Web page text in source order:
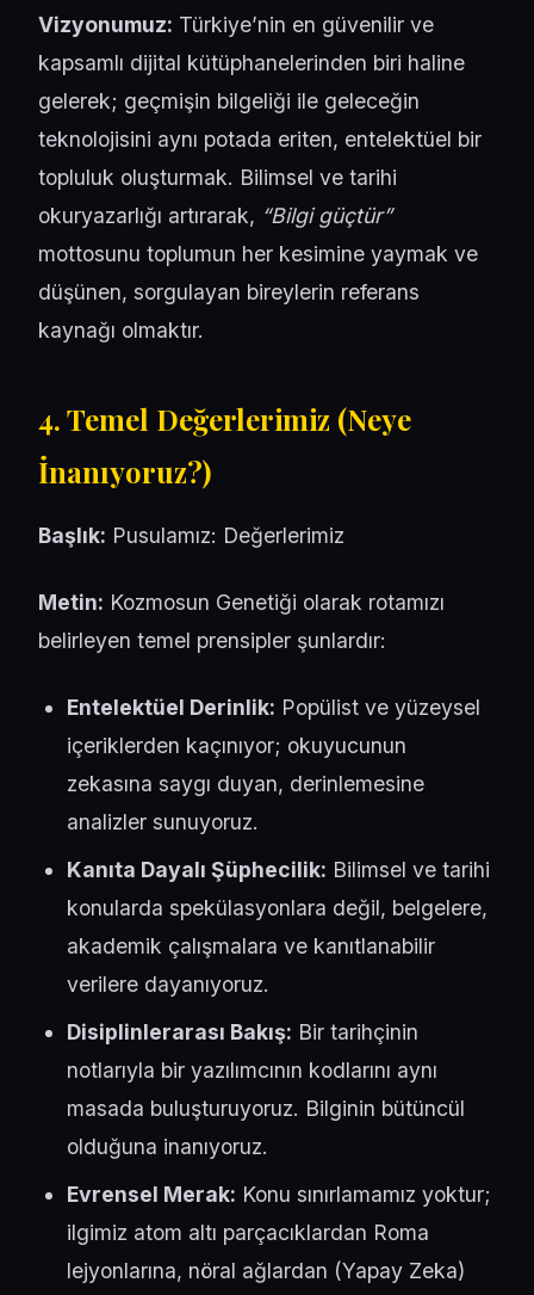
Vizyonumuz: Türkiye’nin en güvenilir ve
kapsamlı dijital kütüphanelerinden biri haline
gelerek; geçmişin bilgeliği ile geleceğin
teknolojisini aynı potada eriten, entelektüel bir
topluluk oluşturmak. Bilimsel ve tarihi
okuryazarlığı artırarak, “Bilgi güçtür”
mottosunu toplumun her kesimine yaymak ve
düşünen, sorgulayan bireylerin referans
kaynağı olmaktır.
4. Temel Değerlerimiz (Neye
İnanıyoruz?)
Başlık: Pusulamız: Değerlerimiz
Metin: Kozmosun Genetiği olarak rotamızı
belirleyen temel prensipler şunlardır:
Entelektüel Derinlik: Popülist ve yüzeysel
içeriklerden kaçınıyor; okuyucunun
zekasına saygı duyan, derinlemesine
analizler sunuyoruz.
Kanıta Dayalı Şüphecilik: Bilimsel ve tarihi
konularda spekülasyonlara değil, belgelere,
akademik çalışmalara ve kanıtlanabilir
verilere dayanıyoruz.
Disiplinlerarası Bakış: Bir tarihçinin
notlarıyla bir yazılımcının kodlarını aynı
masada buluşturuyoruz. Bilginin bütüncül
olduğuna inanıyoruz.
Evrensel Merak: Konu sınırlamamız yoktur;
ilgimiz atom altı parçacıklardan Roma
lejyonlarına, nöral ağlardan (Yapay Zeka)